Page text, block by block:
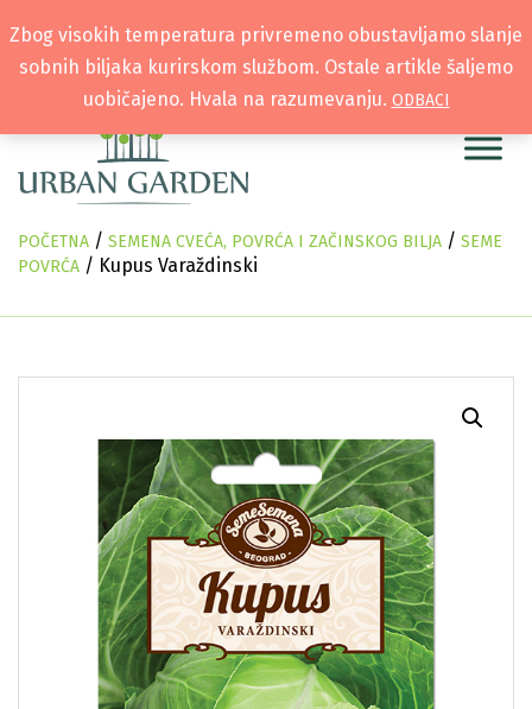
POČETNA / SEMENA CVEĆA, POVRĆA I ZAČINSKOG BILJA / SEME
POVRĆA / Kupus Varaždinski
Zbog visokih temperatura privremeno obustavljamo slanje
sobnih biljaka kurirskom službom. Ostale artikle šaljemo
uobičajeno. Hvala na razumevanju. ODBACI